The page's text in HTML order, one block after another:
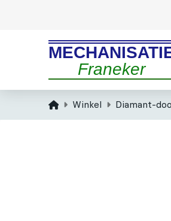
Franeker
HomeWinkel Diamant-